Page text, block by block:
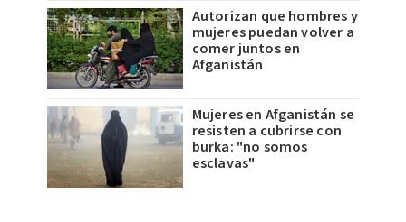
Autorizan que hombres y
mujeres puedan volver a
comer juntos en
Afganistán
Mujeres en Afganistán se
resisten a cubrirse con
burka: "no somos
esclavas"